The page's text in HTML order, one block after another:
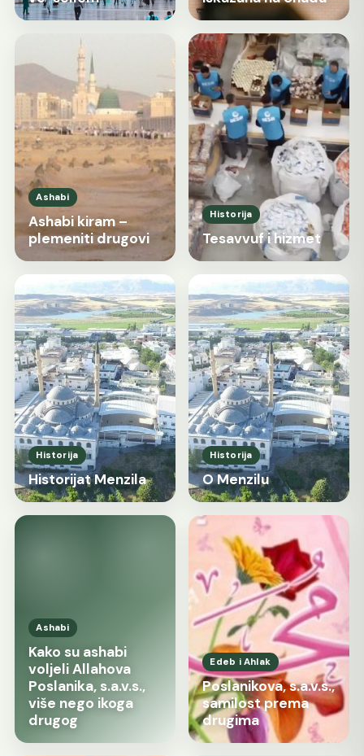
Ashabi
Ashabi kiram –
plemeniti drugovi
Historija
Tesavvuf i hizmet
Historija
Historijat Menzila
Historija
O Menzilu
Ashabi
Kako su ashabi
voljeli Allahova
Poslanika, s.a.v.s.,
više nego ikoga
drugog
Edeb i Ahlak
Poslanikova, s.a.v.s.,
samilost prema
drugima